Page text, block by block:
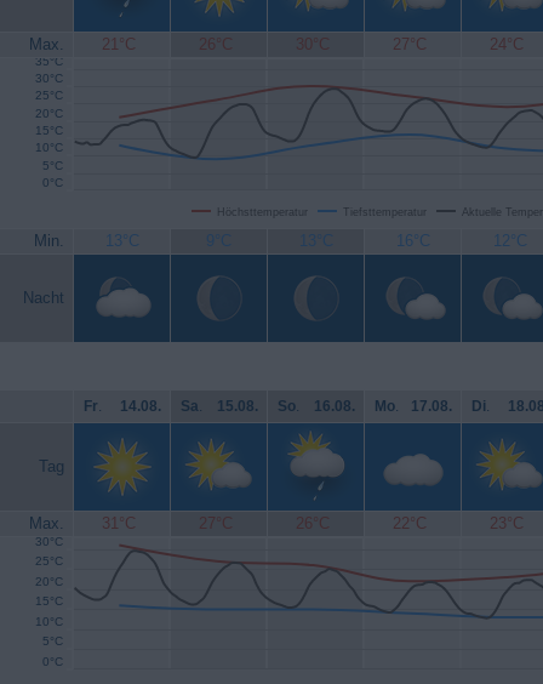
Max. 21°C 26°C 30°C 27°C 24°C
Höchsttemperatur Tiefsttemperatur Aktuelle
0°C
5°C
10°C
15°C
20°C
25°C
30°C
35°C
Min. 13°C 9°C 13°C 16°C 12°C
Nacht
Fr. 14.08. Sa. 15.08. So. 16.08. Mo. 17.08. Di.
Tag
Max. 31°C 27°C 26°C 22°C 23°C
0°C
5°C
10°C
15°C
20°C
25°C
30°C